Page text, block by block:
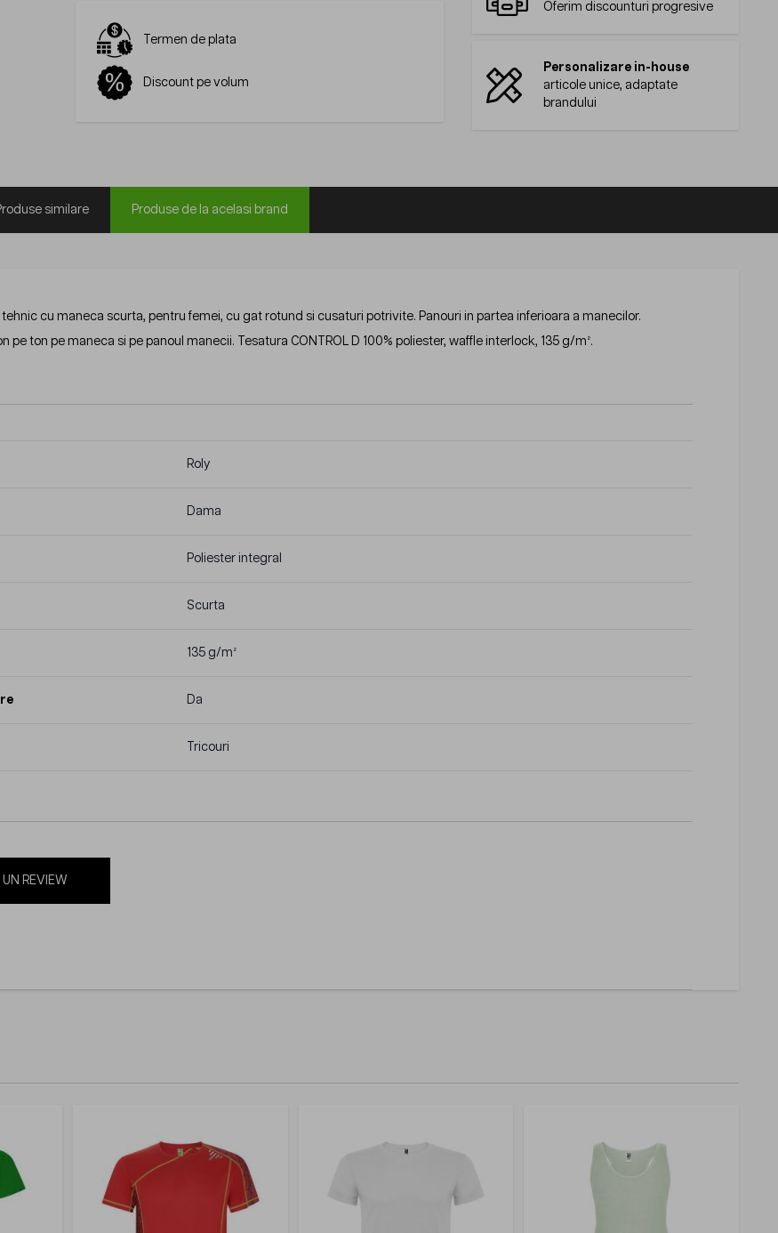
Oferim discounturi progresive
Personalizare in-house
articole unice, adaptate
brandului
Termen de plata
Discount pe volum
similare Produse de la acelasi brand
tehnic cu maneca scurta, pentru femei, cu gat rotund si cusaturi potrivite. Panouri in partea inferioara a manecilor.
pe ton pe maneca si pe panoul manecii. Tesatura CONTROL D 100% poliester, waffle interlock, 135 g/m².
Roly
Dama
Poliester integral
Scurta
135 g/m²
Da
Tricouri
UN REVIEW